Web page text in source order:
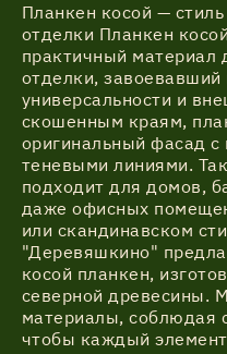
Планкен косой —
отделки Планкен
практичный материал
отделки, завоевавший
универсальности и
скошенным краям,
оригинальный фасад
теневыми линиями.
подходит для домов,
даже офисных
или скандинавском
"Деревяшкино"
косой планкен,
северной древесины.
материалы, соблюдая
чтобы каждый